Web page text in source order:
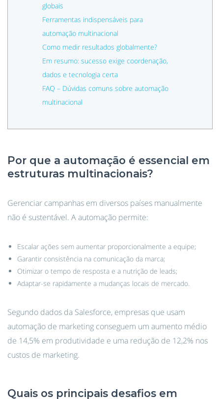
globais
Ferramentas indispensáveis para
automação multinacional
Como medir resultados globalmente?
Em resumo: sucesso exige coordenação,
dados e tecnologia certa
FAQ – Dúvidas comuns sobre automação
multinacional
Por que a automação é essencial em
estruturas multinacionais?
Gerenciar campanhas em diversos países manualmente
não é sustentável. A automação permite:
Escalar ações sem aumentar proporcionalmente a equipe;
Garantir consistência na comunicação da marca;
Otimizar o tempo de resposta e a nutrição de leads;
Adaptar-se rapidamente a mudanças locais de mercado.
Segundo dados da Salesforce, empresas que usam
automação de marketing conseguem um aumento médio
de 14,5% em produtividade e uma redução de 12,2% nos
custos de marketing.
Quais os principais desafios em